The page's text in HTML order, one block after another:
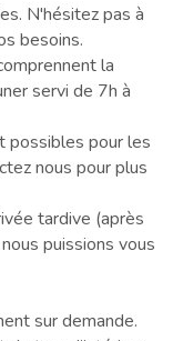
N'hésitez pas à
besoins.
la
servi de 7h à
possibles pour les
nous pour plus
tardive (après
puissions vous
sur demande.